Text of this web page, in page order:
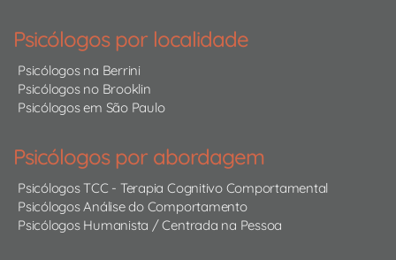
Psicólogos por localidade
Psicólogos na Berrini
Psicólogos no Brooklin
Psicólogos em São Paulo
Psicólogos por abordagem
Psicólogos TCC - Terapia Cognitivo Comportamental
Psicólogos Análise do Comportamento
Psicólogos Humanista / Centrada na Pessoa